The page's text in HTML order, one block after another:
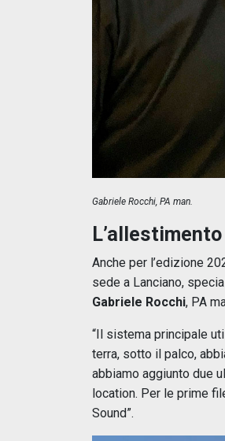
Gabriele Rocchi, PA man.
Anche per l’edizione
sede a Lanciano,
Gabriele Rocchi, PA
“Il sistema principale
terra, sotto il palco,
abbiamo aggiunto due
location. Per le prime
Sound”.